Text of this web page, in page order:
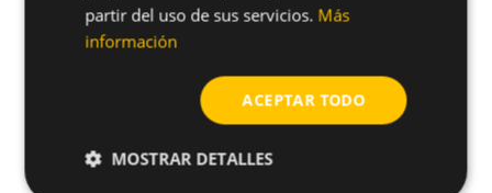
940UT 40 46
¿Tienes alguna duda sobre este
partir del uso de sus servicios. Más
información
ACEPTAR TODO
MOSTRAR DETALLES